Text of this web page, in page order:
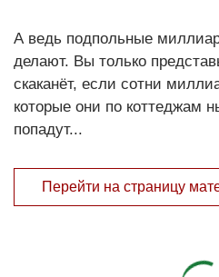
А ведь подпольные
делают. Вы только
скаканёт, если сотни
которые они по коттеджам
попадут...
Перейти на страницу